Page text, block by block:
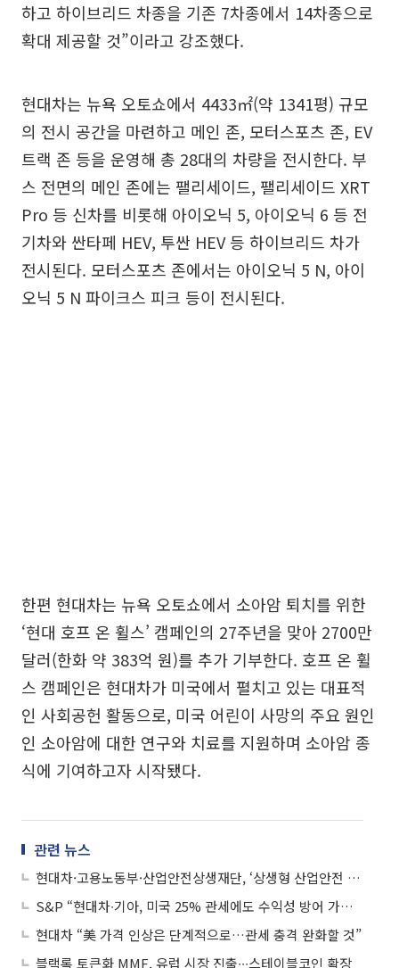
하고 하이브리드 차종을 기존 7차종에서 14차종으로
확대 제공할 것”이라고 강조했다.
현대차는 뉴욕 오토쇼에서 4433㎡(약 1341평) 규모
의 전시 공간을 마련하고 메인 존, 모터스포츠 존, EV
트랙 존 등을 운영해 총 28대의 차량을 전시한다. 부
스 전면의 메인 존에는 팰리세이드, 팰리세이드 XRT
Pro 등 신차를 비롯해 아이오닉 5, 아이오닉 6 등 전
기차와 싼타페 HEV, 투싼 HEV 등 하이브리드 차가
전시된다. 모터스포츠 존에서는 아이오닉 5 N, 아이
오닉 5 N 파이크스 피크 등이 전시된다.
한편 현대차는 뉴욕 오토쇼에서 소아암 퇴치를 위한
‘현대 호프 온 휠스’ 캠페인의 27주년을 맞아 2700만
달러(한화 약 383억 원)를 추가 기부한다. 호프 온 휠
스 캠페인은 현대차가 미국에서 펼치고 있는 대표적
인 사회공헌 활동으로, 미국 어린이 사망의 주요 원인
인 소아암에 대한 연구와 치료를 지원하며 소아암 종
식에 기여하고자 시작됐다.
관련 뉴스
현대차·고용노동부·산업안전상생재단, ‘상생형 산업안전 생태계’ 구축 맞손
S&P “현대차∙기아, 미국 25% 관세에도 수익성 방어 가능…신용등급 유지 여력”
현대차 “美 가격 인상은 단계적으로…관세 충격 완화할 것”
블랙록 토큰화 MMF, 유럽 시장 진출∙∙∙스테이블코인 확장